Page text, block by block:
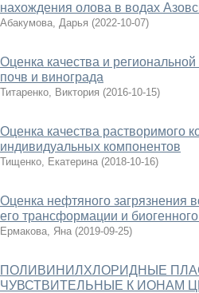
нахождения олова в водах
Абакумова, Дарья (2022-10-07)
Оценка качества и
почв и винограда
Титаренко, Виктория (2016-10-15)
Оценка качества растворимого
индивидуальных компонентов
Тищенко, Екатерина (2018-10-16)
Оценка нефтяного загрязнения
его трансформации и
Ермакова, Яна (2019-09-25)
ПОЛИВИНИЛХЛОРИДНЫЕ
ЧУВСТВИТЕЛЬНЫЕ К ИОНАМ